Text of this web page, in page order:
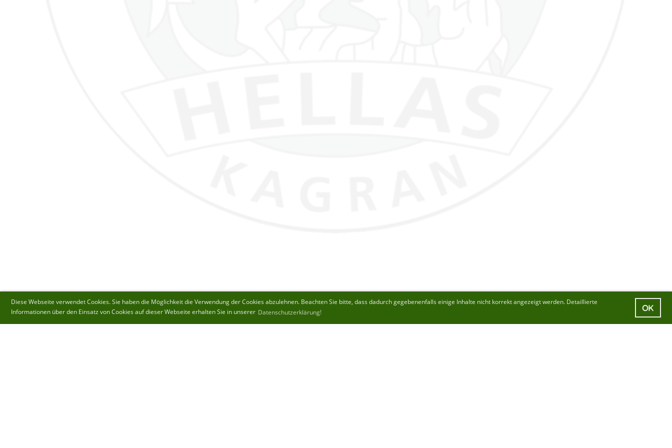
Diese Webseite verwendet Cookies. Sie haben die Möglichkeit die Verwendung der Cookies abzulehnen. Beachten Sie bitte, dass dadurch gegebenenfalls einige Inhalte nicht korrekt angezeigt werden. Detaillierte
Informationen über den Einsatz von Cookies auf dieser Webseite erhalten Sie in unserer Datenschutzerklärung! OK